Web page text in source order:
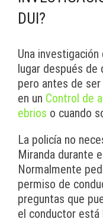
DUI?
Una
lugar después de
pero antes de
en un Control de
ebrios o cuando
La policía no
Miranda durante
Normalmente
permiso de
preguntas que
el conductor